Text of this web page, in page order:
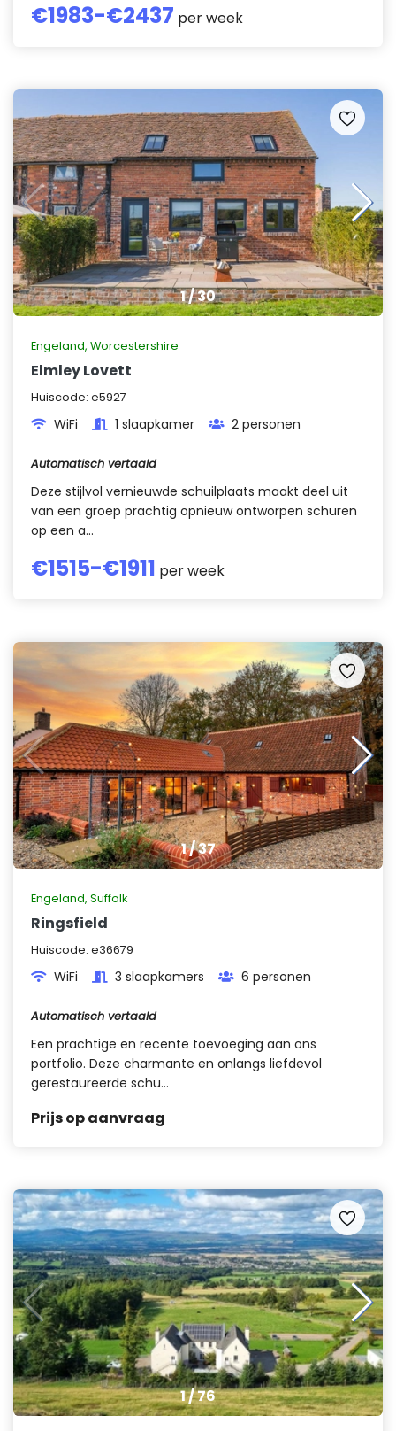
€1983-€2437 per week
1/30
Engeland, Worcestershire
Elmley Lovett
Huiscode: e5927
WiFi 1 slaapkamer 2 personen
Automatisch vertaald
Deze stijlvol vernieuwde schuilplaats maakt deel uit
van een groep prachtig opnieuw ontworpen schuren
op een a...
€1515-€1911 per week
1/37
Engeland, Suffolk
Ringsfield
Huiscode: e36679
WiFi 3 slaapkamers 6 personen
Automatisch vertaald
Een prachtige en recente toevoeging aan ons
portfolio. Deze charmante en onlangs liefdevol
gerestaureerde schu...
Prijs op aanvraag
1/76